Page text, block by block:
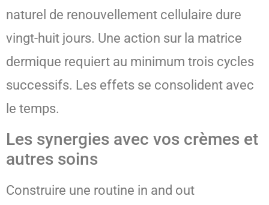
naturel de renouvellement cellulaire dure
vingt-huit jours. Une action sur la matrice
dermique requiert au minimum trois cycles
successifs. Les effets se consolident avec
le temps.
Les synergies avec vos crèmes et
autres soins
Construire une routine in and out